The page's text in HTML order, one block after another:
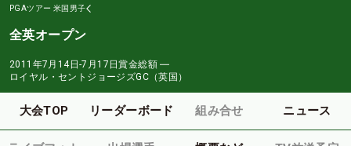
PGAツアー 米国男子
全英オープン
2011年7月14日-7月17日賞金総額 ―
ロイヤル・セントジョージズGC（英国）
大会TOP リーダーボード 組み合せ ニュース